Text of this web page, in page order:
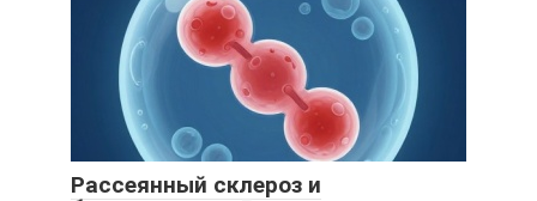
Рассеянный склероз и